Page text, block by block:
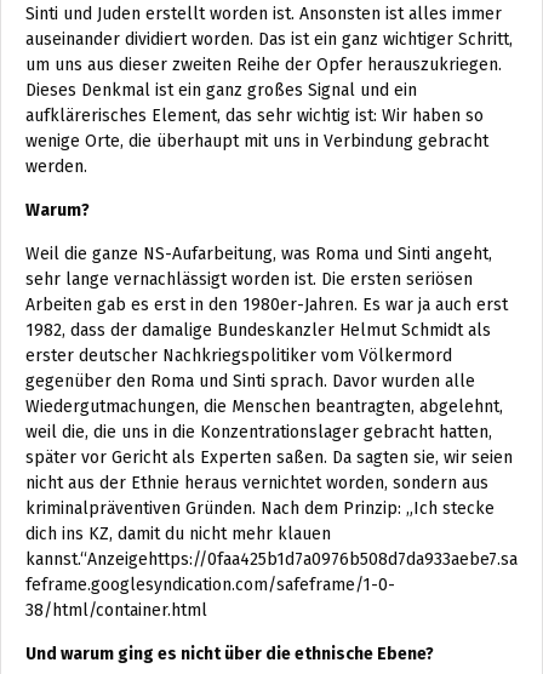
Sinti und Juden erstellt worden ist. Ansonsten ist alles immer
auseinander dividiert worden. Das ist ein ganz wichtiger Schritt,
um uns aus dieser zweiten Reihe der Opfer herauszukriegen.
Dieses Denkmal ist ein ganz großes Signal und ein
aufklärerisches Element, das sehr wichtig ist: Wir haben so
wenige Orte, die überhaupt mit uns in Verbindung gebracht
werden.
Warum?
Weil die ganze NS-Aufarbeitung, was Roma und Sinti angeht,
sehr lange vernachlässigt worden ist. Die ersten seriösen
Arbeiten gab es erst in den 1980er-Jahren. Es war ja auch erst
1982, dass der damalige Bundeskanzler Helmut Schmidt als
erster deutscher Nachkriegspolitiker vom Völkermord
gegenüber den Roma und Sinti sprach. Davor wurden alle
Wiedergutmachungen, die Menschen beantragten, abgelehnt,
weil die, die uns in die Konzentrationslager gebracht hatten,
später vor Gericht als Experten saßen. Da sagten sie, wir seien
nicht aus der Ethnie heraus vernichtet worden, sondern aus
kriminalpräventiven Gründen. Nach dem Prinzip: „Ich stecke
dich ins KZ, damit du nicht mehr klauen
kannst.“Anzeigehttps://0faa425b1d7a0976b508d7da933aebe7.sa
feframe.googlesyndication.com/safeframe/1-0-
38/html/container.html
Und warum ging es nicht über die ethnische Ebene?